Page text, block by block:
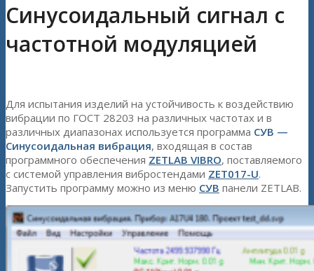
Синусоидальный сигнал с
частотной модуляцией
Для испытания изделий на устойчивость к воздействию
вибрации по ГОСТ 28203 на различных частотах и в
различных диапазонах используется программа СУВ —
Синусоидальная вибрация, входящая в состав
программного обеспечения ZETLAB VIBRO, поставляемого
с системой управления вибростендами ZET017-U.
Запустить программу можно из меню СУВ панели ZETLAB.